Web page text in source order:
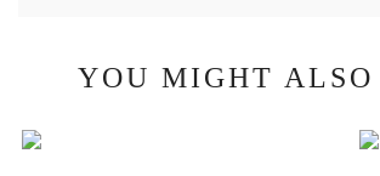
YOU MIGHT